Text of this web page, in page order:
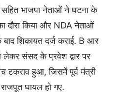
भाजपा नेताओं ने घटना के
दौरा किया और NDA नेताओं
शिकायत दर्ज कराई. B आर
संसद के प्रवेश द्वार पर
टकराव हुआ, जिसमें पूर्व मंत्री
घायल हो गए.